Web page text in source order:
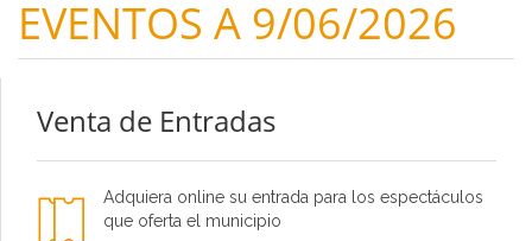
EVENTOS A 9/06/2026
Venta de Entradas
Adquiera online su entrada para los espectáculos
que oferta el municipio